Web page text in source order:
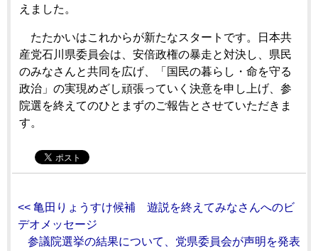
えました。
たたかいはこれからが新たなスタートです。日本共
産党石川県委員会は、安倍政権の暴走と対決し、県民
のみなさんと共同を広げ、「国民の暮らし・命を守る
政治」の実現めざし頑張っていく決意を申し上げ、参
院選を終えてのひとまずのご報告とさせていただきま
す。
<< 亀田りょうすけ候補 遊説を終えてみなさんへのビ
デオメッセージ
参議院選挙の結果について、党県委員会が声明を発表